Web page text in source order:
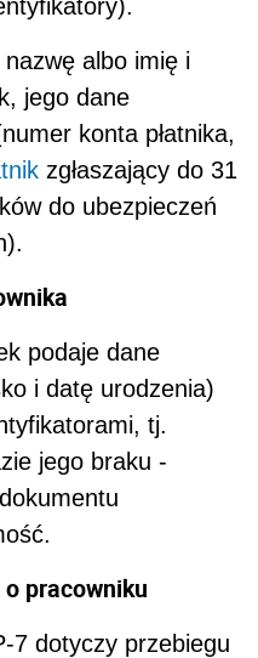
albo imię i
jego dane
konta płatnika,
zgłaszający do 31
do ubezpieczeń
podaje dane
i datę urodzenia)
tj.
jego braku -
pracowniku
7 dotyczy przebiegu